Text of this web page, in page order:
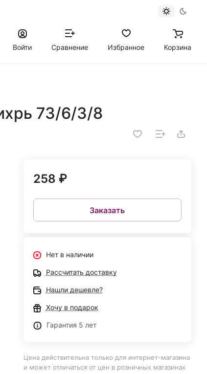
Войти
Сравнение Избранное Корзина
73/6/3/8
258 ₽
Заказать
Нет в наличии
Рассчитать доставку
Нашли дешевле?
Хочу в подарок
Гарантия 5 лет
Цена действительна только для интернет-магазина
и может отличаться от цен в розничных магазинах